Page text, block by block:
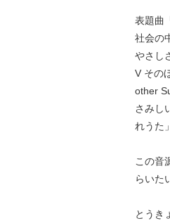
表題曲
社会の
やさし
V その
other
さみし
れうた
この音
らいた
とうき